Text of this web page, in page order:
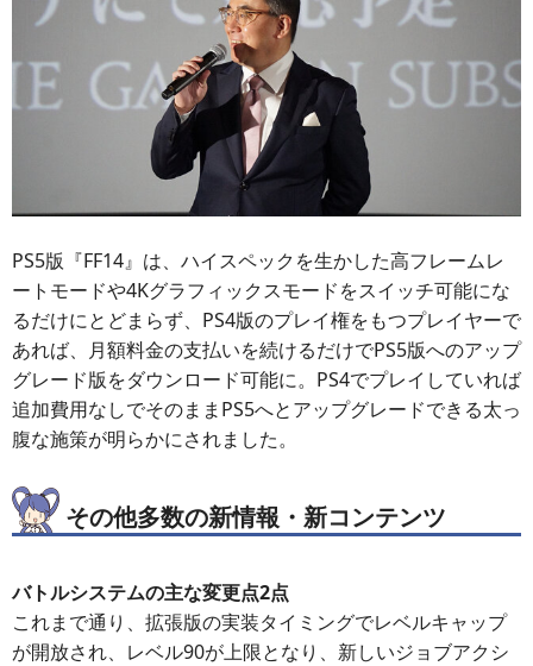
PS5版『FF14』は、ハイスペックを生かした高フレームレ
ートモードや4Kグラフィックスモードをスイッチ可能にな
るだけにとどまらず、PS4版のプレイ権をもつプレイヤーで
あれば、月額料金の支払いを続けるだけでPS5版へのアップ
グレード版をダウンロード可能に。PS4でプレイしていれば
追加費用なしでそのままPS5へとアップグレードできる太っ
腹な施策が明らかにされました。
その他多数の新情報・新コンテンツ
バトルシステムの主な変更点2点
これまで通り、拡張版の実装タイミングでレベルキャップ
が開放され、レベル90が上限となり、新しいジョブアクシ